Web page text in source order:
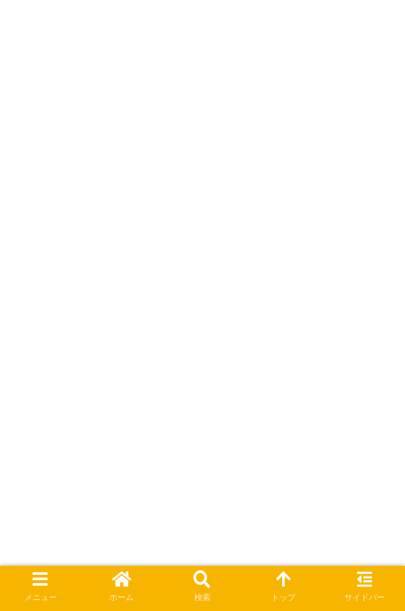
メニュー ホーム 検索 トップ サイドバー